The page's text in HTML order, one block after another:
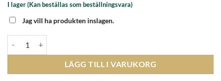
I lager (Kan beställas som beställningsvara)
Jag vill ha produkten inslagen.
LÄGG TILL I VARUKORG